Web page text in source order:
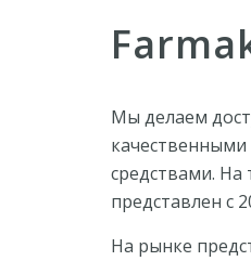
Мы делаем
средствами. На
представлен с
На рынке